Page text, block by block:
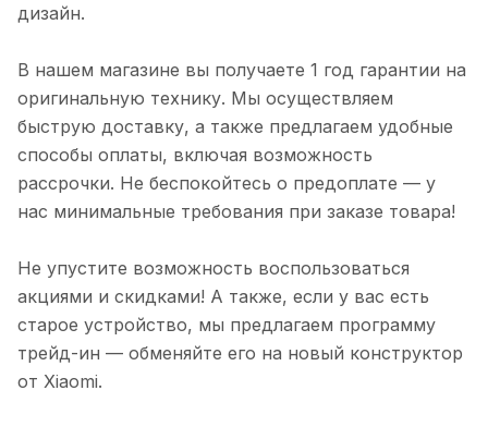
дизайн.
В нашем магазине вы получаете 1 год гарантии на
оригинальную технику. Мы осуществляем
быструю доставку, а также предлагаем удобные
способы оплаты, включая возможность
рассрочки. Не беспокойтесь о предоплате — у
нас минимальные требования при заказе товара!
Не упустите возможность воспользоваться
акциями и скидками! А также, если у вас есть
старое устройство, мы предлагаем программу
трейд-ин — обменяйте его на новый конструктор
от Xiaomi.